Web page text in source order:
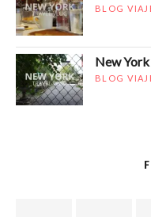
BLOG
New
BLOG